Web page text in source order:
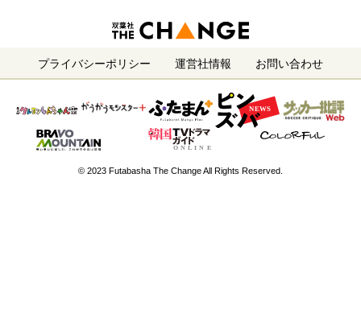
プライバシーポリシー 運営社情報 お問い合わせ
© 2023 Futabasha The Change All Rights Reserved.